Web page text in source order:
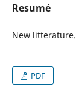
Resumé
New litterature.
PDF